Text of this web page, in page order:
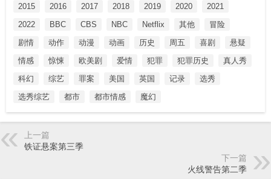
2015 2016 2017 2018 2019 2020
2021
2022
BBC CBS NBC Netflix 其他
冒险
剧情
动作 动漫 动画 历史 周五 喜剧
悬疑
情感
惊悚 欧美剧 爱情 犯罪 犯罪历史
真人秀
科幻
综艺 罪案 美国 英国 记录
选秀
选秀综艺
都市 都市情感 魔幻
上一篇
铁证悬案第三季
下一篇
火线警告第二季